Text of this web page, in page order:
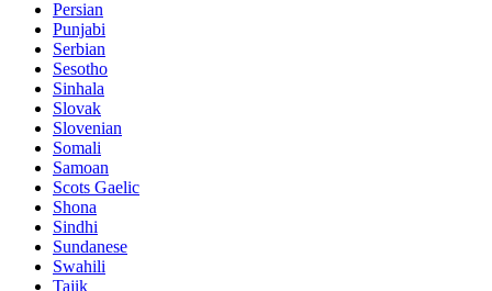
Persian
Punjabi
Serbian
Sesotho
Sinhala
Slovak
Slovenian
Somali
Samoan
Scots Gaelic
Shona
Sindhi
Sundanese
Swahili
Tajik